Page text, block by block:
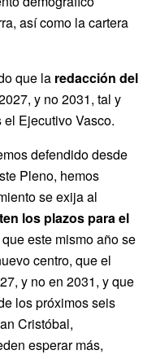
así como la cartera
que la redacción del
y no 2031, tal y
Ejecutivo Vasco.
defendido desde
Pleno, hemos
se exija al
los plazos para el
que este mismo año se
centro, que el
y no en 2031, y que
los próximos seis
Cristóbal,
esperar más,